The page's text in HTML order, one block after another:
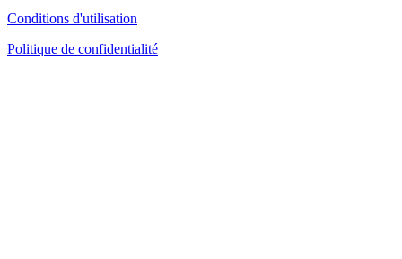
Conditions d'utilisation
Politique de confidentialité